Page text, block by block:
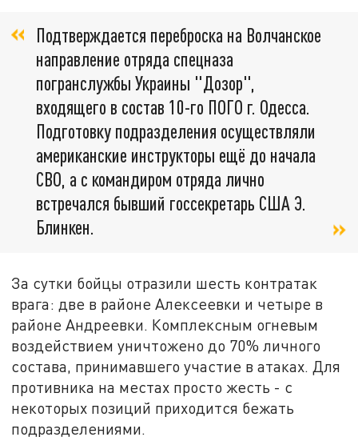
Подтверждается переброска на Волчанское
направление отряда спецназа
погранслужбы Украины "Дозор",
входящего в состав 10-го ПОГО г. Одесса.
Подготовку подразделения осуществляли
американские инструкторы ещё до начала
СВО, а с командиром отряда лично
встречался бывший госсекретарь США Э.
Блинкен.
За сутки бойцы отразили шесть контратак
врага: две в районе Алексеевки и четыре в
районе Андреевки. Комплексным огневым
воздействием уничтожено до 70% личного
состава, принимавшего участие в атаках. Для
противника на местах просто жесть - с
некоторых позиций приходится бежать
подразделениями.